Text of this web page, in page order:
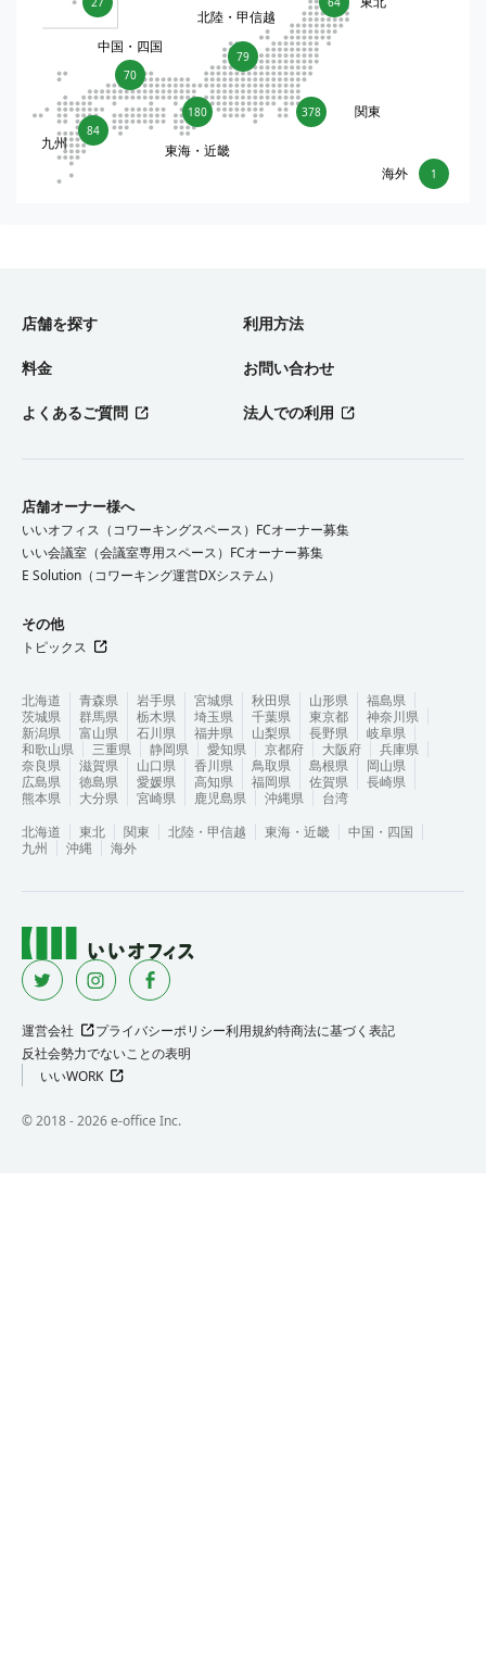
378 関東
79
北陸・甲信越
180
東海・近畿
70
中国・四国
84
九州
1
海外
店舗を探す 利用方法
料金 お問い合わせ
よくあるご質問 法人での利用
店舗オーナー様へ
いいオフィス（コワーキングスペース）FCオーナー募集
いい会議室（会議室専用スペース）FCオーナー募集
E Solution（コワーキング運営DXシステム）
その他
トピックス
北海道 青森県 岩手県 宮城県 秋田県 山形県
福島県
茨城県
群馬県 栃木県 埼玉県 千葉県 東京都
神奈川県
新潟県
富山県 石川県 福井県 山梨県 長野県
岐阜県
和歌山県
三重県 静岡県 愛知県 京都府 大阪府
兵庫県
奈良県
滋賀県 山口県 香川県 鳥取県 島根県
岡山県
広島県
徳島県 愛媛県 高知県 福岡県 佐賀県
長崎県
熊本県
大分県 宮崎県 鹿児島県 沖縄県
台湾
北海道
東北 関東 北陸・甲信越 東海・近畿
中国・四国
九州
沖縄 海外
運営会社 プライバシーポリシー利用規約特商法に基づく表記
反社会勢力でないことの表明
いいWORK
©︎ 2018 -2026e-office Inc.